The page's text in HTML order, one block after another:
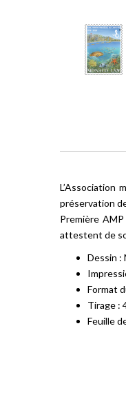
L’Association
préservation
Première
attestent de
Dessin :
Format
Tirage :
Feuille